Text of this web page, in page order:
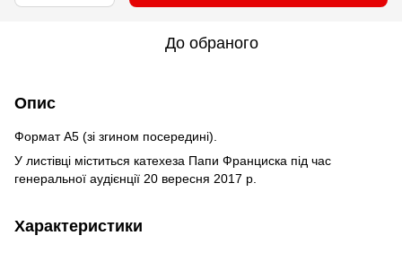
До обраного
Опис
Формат А5 (зі згином посередині).
У листівці міститься катехеза Папи Франциска під час
генеральної аудієнції 20 вересня 2017 р.
Характеристики